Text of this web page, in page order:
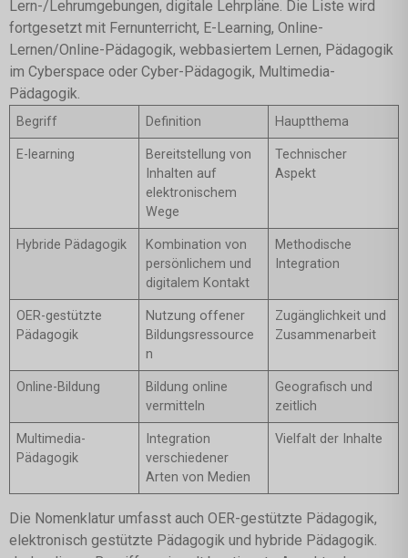
Lern-/Lehrumgebungen, digitale Lehrpläne. Die Liste wird
fortgesetzt mit Fernunterricht, E-Learning, Online-
Lernen/Online-Pädagogik, webbasiertem Lernen, Pädagogik
im Cyberspace oder Cyber-Pädagogik, Multimedia-
Pädagogik.
Begriff Definition Hauptthema
E-learning
Bereitstellung von
Inhalten auf
elektronischem
Wege
Technischer
Aspekt
Hybride Pädagogik
Kombination von
persönlichem und
digitalem Kontakt
Methodische
Integration
OER-gestützte
Pädagogik
Nutzung offener
Bildungsressource
n
Zugänglichkeit und
Zusammenarbeit
Online-Bildung
Bildung online
vermitteln
Geografisch und
zeitlich
Multimedia-
Pädagogik
Integration
verschiedener
Arten von Medien
Vielfalt der Inhalte
Die Nomenklatur umfasst auch OER-gestützte Pädagogik,
elektronisch gestützte Pädagogik und hybride Pädagogik.